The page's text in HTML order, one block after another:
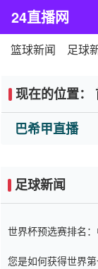
24直播网
篮球新闻 足球
现在的位置：
巴希甲直播
足球新闻
世界杯预选赛排名
您是如何获得世界